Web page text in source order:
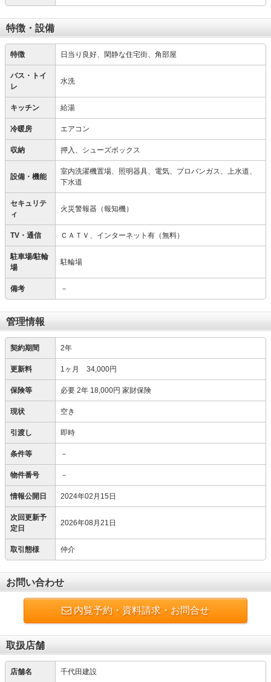
特徴・設備
特徴 日当り良好、閑静な住宅街、角部屋
バス・トイ
レ
水洗
キッチン 給湯
冷暖房 エアコン
収納 押入、シューズボックス
設備・機能
室内洗濯機置場、照明器具、電気、プロパンガス、上水道、
下水道
セキュリテ
ィ
火災警報器（報知機）
TV・通信 ＣＡＴＶ、インターネット有（無料）
駐車場/駐輪
場
駐輪場
備考 －
管理情報
契約期間 2年
更新料 1ヶ月 34,000円
保険等 必要 2年 18,000円 家財保険
現状 空き
引渡し 即時
条件等 －
物件番号 －
情報公開日 2024年02月15日
次回更新予
定日
2026年08月21日
取引態様 仲介
お問い合わせ
内覧予約・資料請求・お問合せ
取扱店舗
店舗名 千代田建設